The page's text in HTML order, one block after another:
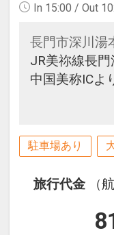
In 15:00 / Out
長門市深川湯
JR美祢線長
中国美称ICよ
駐車場あり
旅行代金
（